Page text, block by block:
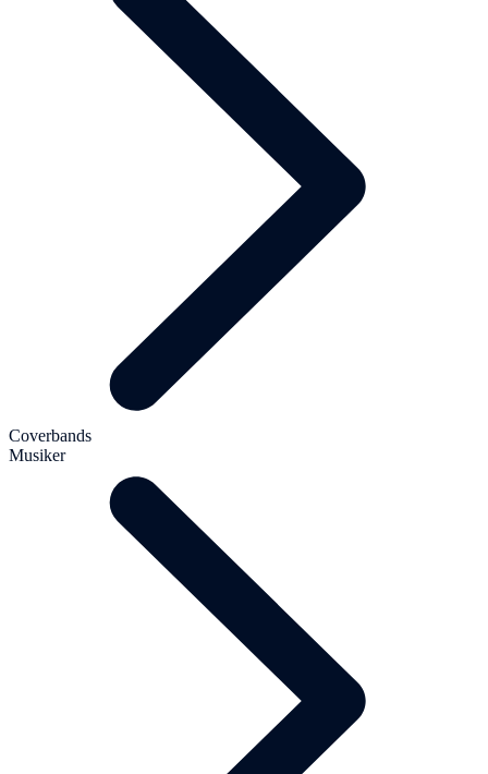
Coverbands
Musiker